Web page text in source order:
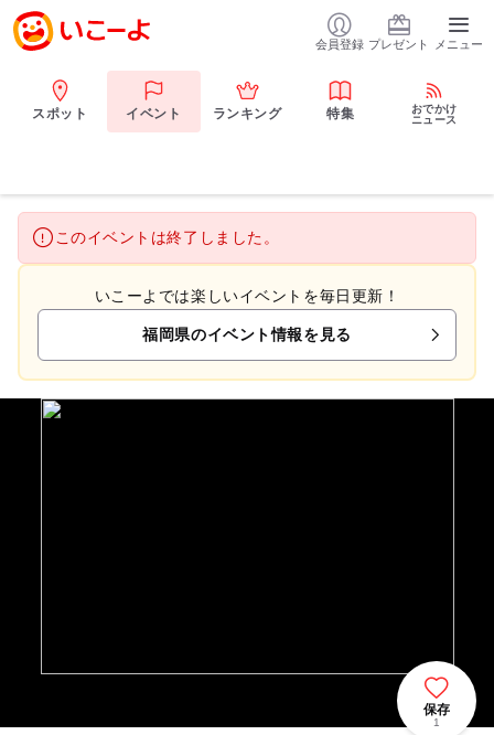
会員登録 プレゼント メニュー
スポット イベント ランキング 特集
おでかけ
ニュース
このイベントは終了しました。
いこーよでは楽しいイベントを毎日更新！
福岡県のイベント情報を見る
保存
1